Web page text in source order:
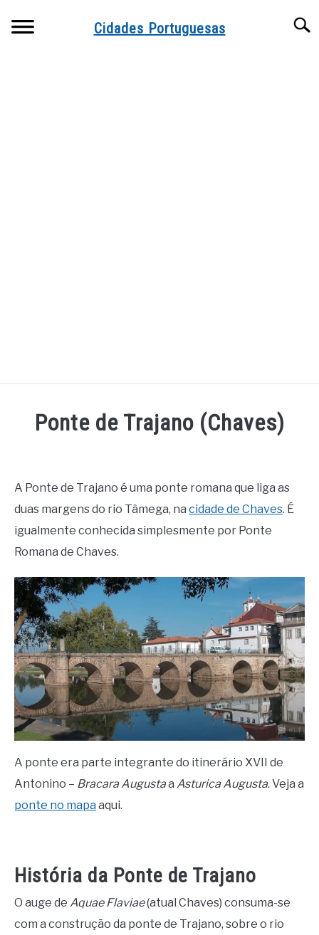
Cidades Portuguesas
Ponte de Trajano (Chaves)
Pinto
in
Museus
e
A Ponte de Trajano é uma ponte romana que liga as
duas margens do rio Tâmega, na cidade de Chaves. É
igualmente conhecida simplesmente por Ponte
Romana de Chaves.
A ponte era parte integrante do itinerário XVII de
Antonino – Bracara Augustaa Asturica Augusta. Veja a
ponte no mapa aqui.
História da Ponte de Trajano
O auge de Aquae Flaviae(atual Chaves) consuma-se
com a construção da ponte de Trajano, sobre o rio